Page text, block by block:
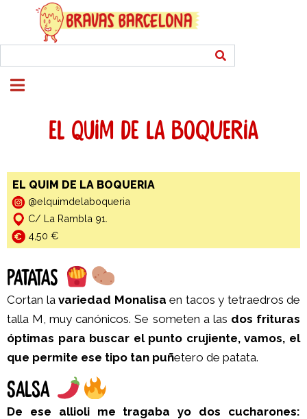
EL QUIM DE LA BOQUERIA
EL QUIM DE LA BOQUERIA
@elquimdelaboqueria
C/ La Rambla 91.
4,50 €
PATATAS
Cortan lavariedad Monalisa en tacos y tetraedros de
talla M, muy canónicos. Se someten a las dos frituras
óptimas para buscar el punto crujiente, vamos, el
que permite ese tipo tan puñetero de patata.
SALSA
De ese allioli me tragaba yo dos cucharones: